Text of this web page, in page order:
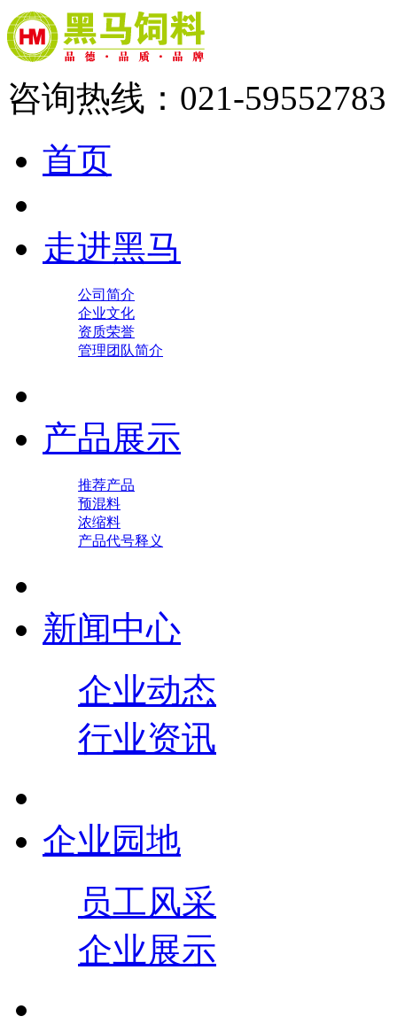
咨询热线：021-59552783
首页
走进黑马
公司简介
企业文化
资质荣誉
管理团队简介
产品展示
推荐产品
预混料
浓缩料
产品代号释义
新闻中心
企业动态
行业资讯
企业园地
员工风采
企业展示